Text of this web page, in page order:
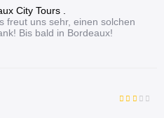
City Tours .
freut uns sehr, einen solchen
Bis bald in Bordeaux!